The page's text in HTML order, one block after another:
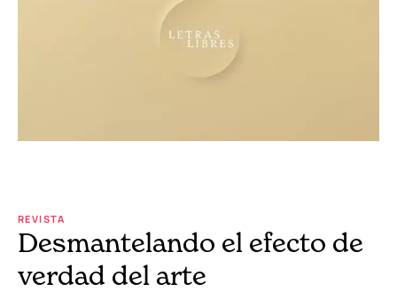
REVISTA
Desmantelando el efecto de
verdad del arte